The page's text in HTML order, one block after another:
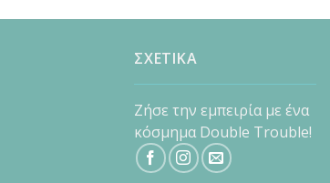
ΣΧΕΤΙΚΑ
Ζήσε την εμπειρία με ένα
κόσμημα Double Trouble!